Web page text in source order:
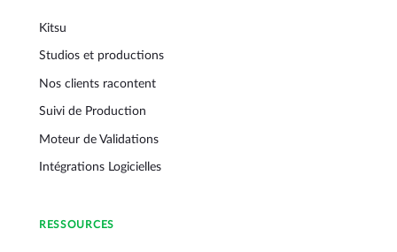
Kitsu
Studios et productions
Nos clients racontent
Suivi de Production
Moteur de Validations
Intégrations Logicielles
RESSOURCES